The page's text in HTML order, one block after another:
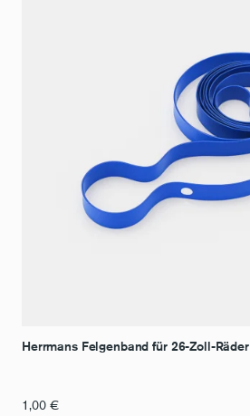
Herrmans Felgenband für 26-Zoll-Räder
1,00 €